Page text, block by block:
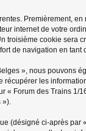
Premièrement,
internet de votre
troisième cookie sera
de navigation en tant
», nous pouvons
les
« Forum des Trains
(désigné ci-après